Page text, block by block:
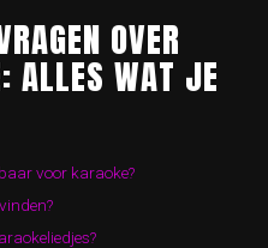
OVER
ALLES WAT JE
voor karaoke?